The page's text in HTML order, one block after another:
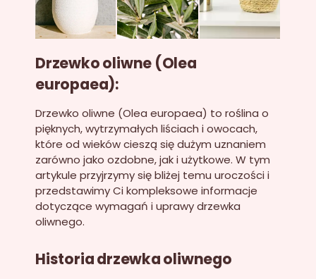
Drzewko oliwne (Olea
europaea):
Drzewko oliwne (Olea europaea) to roślina o
pięknych, wytrzymałych liściach i owocach,
które od wieków cieszą się dużym uznaniem
zarówno jako ozdobne, jak i użytkowe. W tym
artykule przyjrzymy się bliżej temu uroczości i
przedstawimy Ci kompleksowe informacje
dotyczące wymagań i uprawy drzewka
oliwnego.
Historia drzewka oliwnego